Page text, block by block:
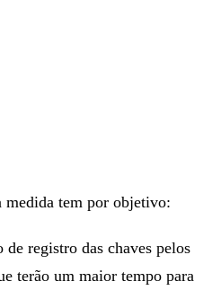
medida tem por objetivo:
registro das chaves pelos
terão um maior tempo para